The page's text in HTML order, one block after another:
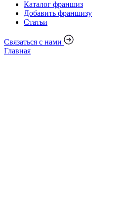
Каталог франшиз
Добавить франшизу
Статьи
Связаться с нами
Главная